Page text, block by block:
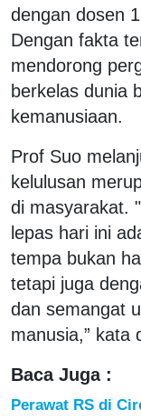
dengan dosen
Dengan fakta
mendorong
berkelas dunia
kemanusiaan.
Prof Suo
kelulusan
di masyarakat.
lepas hari ini
tempa bukan
tetapi juga
dan semangat
manusia,” kata
Baca Juga :
Perawat RS di